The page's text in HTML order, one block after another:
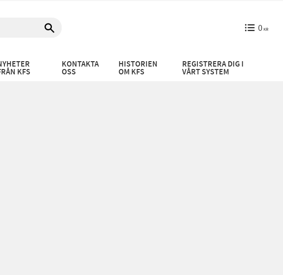
0KR
KFS
KONTAKTA
OSS
HISTORIEN
OM KFS
REGISTRERA DIG I
VÅRT SYSTEM